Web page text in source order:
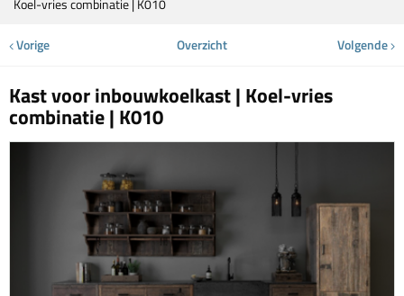
Koel-vries combinatie | K010
Vorige Overzicht Volgende
Kast voor inbouwkoelkast | Koel-vries
combinatie | K010